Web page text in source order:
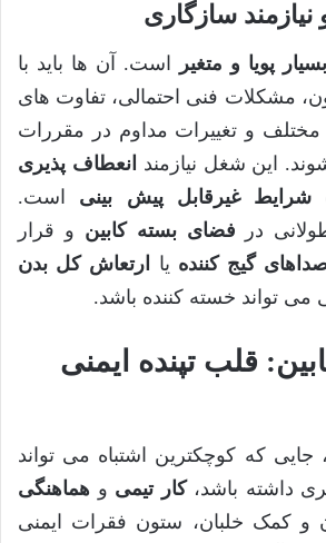
نیازمند سازگاری
بسیار پویا و متغیر
است. آن ها باید با
مشکلات فنی احتمالی، تفاوت های
و تغییرات مداوم در مقررات
این شغل نیازمند انعطاف پذیری
شرایط غیرقابل پیش بینی است.
در فضای بسته کابین و قرار
گیج کننده یا
ارتعاش کل بدن
می تواند خسته کننده باشد.
قلب تپنده ایمنی
جایی که کوچکترین اشتباه می تواند
داشته باشد،کار تیمی و هماهنگی
و کمک خلبان، ستون فقرات ایمنی